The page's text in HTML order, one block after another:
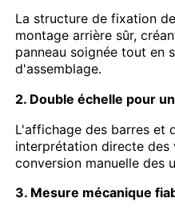
jaugeur rempli de liquide
Le détecteur de
Kits de test de pression
le manomètre à sec
La structure de fixation
montage arrière sûr,
panneau soignée tout en
d'assemblage.
2. Double échelle pour
L'affichage des barres et
interprétation directe des
conversion manuelle des
3. Mesure mécanique